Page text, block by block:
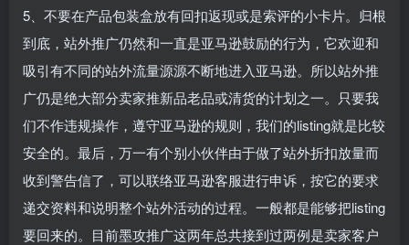
5、不要在产品包装盒放有回扣返现或是索评的小卡片。归根
到底，站外推广仍然和一直是亚马逊鼓励的行为，它欢迎和
吸引有不同的站外流量源源不断地进入亚马逊。所以站外推
广仍是绝大部分卖家推新品老品或清货的计划之一。只要我
们不作违规操作，遵守亚马逊的规则，我们的listing就是比较
安全的。最后，万一有个别小伙伴由于做了站外折扣放量而
收到警告信了，可以联络亚马逊客服进行申诉，按它的要求
递交资料和说明整个站外活动的过程。一般都是能够把listing
要回来的。目前墨攻推广这两年总共接到过两例是卖家客户